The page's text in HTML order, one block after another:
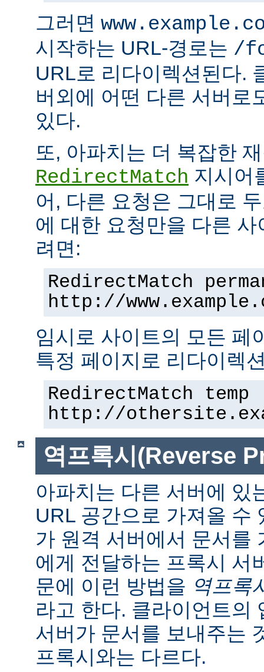
그러면
시작하는 URL-경로는 /
URL로 리다이렉션된다.
버외에 어떤 다른 서버로
있다.
또, 아파치는 더 복잡한
RedirectMatch 지시어
어, 다른 요청은 그대로
에 대한 요청만을 다른
려면:
RedirectMatch
http://
임시로 사이트의 모든 페
특정 페이지로 리다이렉
RedirectMatch
http://
역프록시(Reverse
아파치는 다른 서버에 있
URL 공간으로 가져올 수
가 원격 서버에서 문서를
에게 전달하는 프록시 서
문에 이런 방법을 역프록
라고 한다. 클라이언트의
서버가 문서를 보내주는
프록시와는 다르다.